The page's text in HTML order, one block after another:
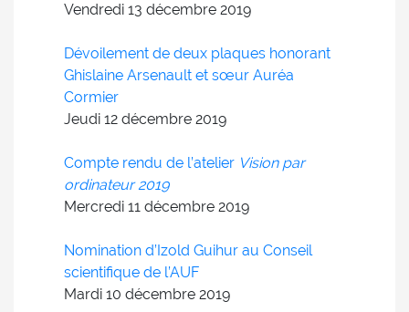
Vendredi 13 décembre 2019
Dévoilement de deux plaques honorant
Ghislaine Arsenault et sœur Auréa
Cormier
Jeudi 12 décembre 2019
Compte rendu de l’atelier Vision par
ordinateur 2019
Mercredi 11 décembre 2019
Nomination d’Izold Guihur au Conseil
scientifique de l’AUF
Mardi 10 décembre 2019